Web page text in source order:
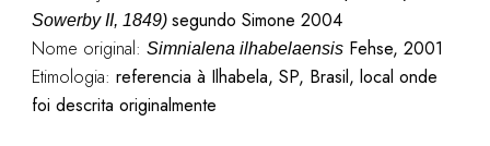
Sowerby II, 1849) segundo Simone 2004
Nome original: Simnialena ilhabelaensisFehse, 2001
Etimologia: referencia à Ilhabela, SP, Brasil, local onde
foi descrita originalmente